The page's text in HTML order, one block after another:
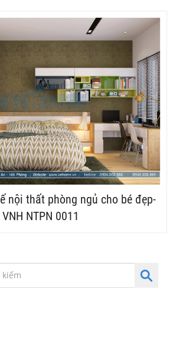
nội thất phòng ngủ cho bé đẹp-
VNH NTPN 0011